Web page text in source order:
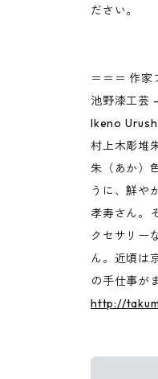
ださい。
＝＝＝ 作家
池野漆工芸
Ikeno
村上木彫堆
朱（あか）
うに、鮮や
孝寿さん。
クセサリー
ん。近頃は
の手仕事が
http://